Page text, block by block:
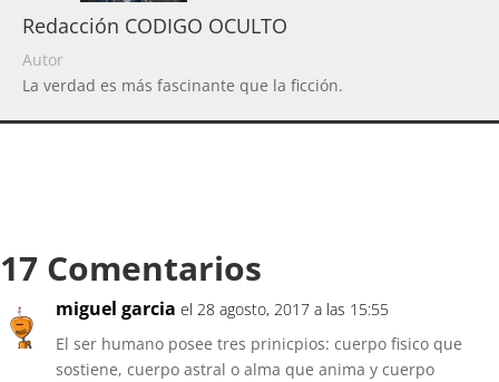
Redacción CODIGO OCULTO
Autor
La verdad es más fascinante que la ficción.
17 Comentarios
miguel garcia el 28 agosto, 2017 a las 15:55
El ser humano posee tres prinicpios: cuerpo fisico que
sostiene, cuerpo astral o alma que anima y cuerpo